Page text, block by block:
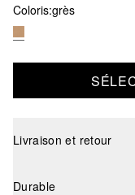
Coloris:grès
Livraison et retour
Durable